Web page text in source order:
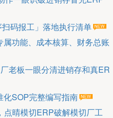
码报工」落地执行清单
功能、成本核算、财务总账
老板一眼分清进销存和真ER
SOP完整编写指南
晴模切ERP破解模切厂工